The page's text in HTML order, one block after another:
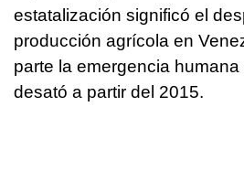
estatalización significó el
producción agrícola en
parte la emergencia
desató a partir del 2015.